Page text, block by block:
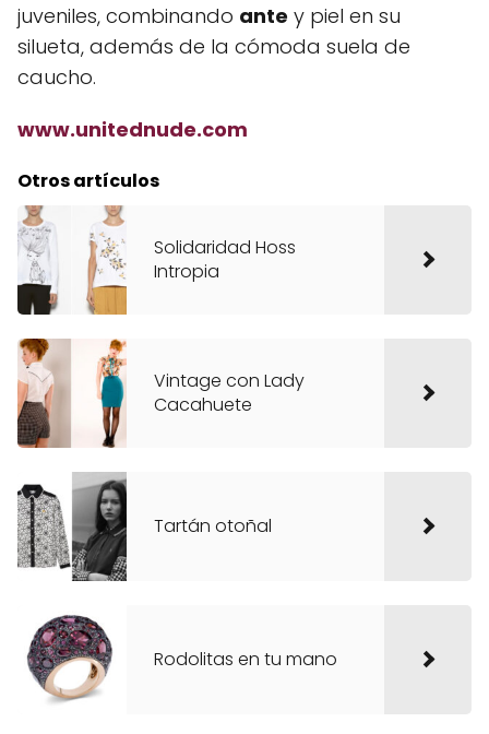
juveniles, combinando ante y piel en su
silueta, además de la cómoda suela de
caucho.
www.unitednude.com
Otros artículos
Solidaridad Hoss
Intropia
Vintage con Lady
Cacahuete
Tartán otoñal
Rodolitas en tu mano